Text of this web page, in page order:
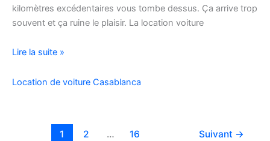
kilomètres excédentaires vous tombe dessus. Ça arrive trop
souvent et ça ruine le plaisir. La location voiture
Location
Pas
Lire la suite »
Location de voiture Casablanca
1 2 … 16 Suivant →